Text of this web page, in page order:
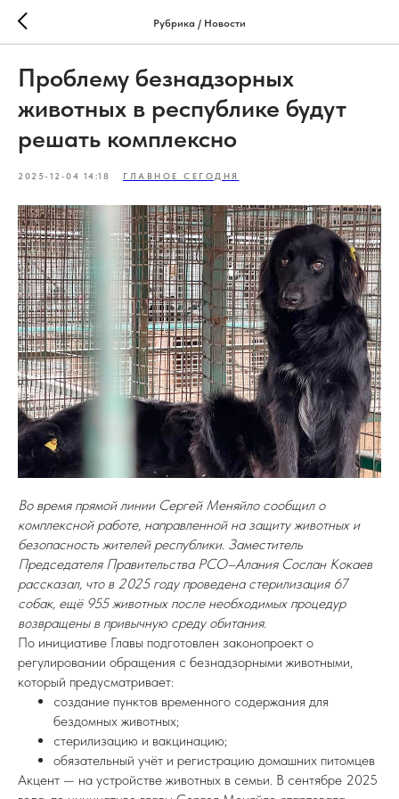
Рубрика / Новости
Проблему безнадзорных
животных в республике будут
решать комплексно
2025-12-04 14:18 ГЛАВНОЕ СЕГОДНЯ
Во время прямой линии Сергей Меняйло сообщил о
комплексной работе, направленной на защиту животных и
безопасность жителей республики. Заместитель
Председателя Правительства РСО–Алания Сослан Кокаев
рассказал, что в 2025 году проведена стерилизация 67
собак, ещё 955 животных после необходимых процедур
возвращены в привычную среду обитания.
По инициативе Главы подготовлен законопроект о
регулировании обращения с безнадзорными животными,
который предусматривает:
создание пунктов временного содержания для
бездомных животных;
стерилизацию и вакцинацию;
обязательный учёт и регистрацию домашних питомцев
Акцент — на устройстве животных в семьи. В сентябре 2025